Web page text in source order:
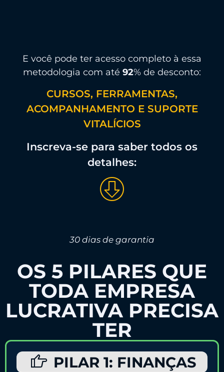
OS 5 PILARES QUE
TODA EMPRESA
LUCRATIVA PRECISA
TER
PILAR 1: FINANÇAS
E você pode ter acesso completo à essa
metodologia com até 92% de desconto:
CURSOS, FERRAMENTAS,
ACOMPANHAMENTO E SUPORTE
VITALÍCIOS
Inscreva-se para saber todos os
detalhes:
30 dias de garantia